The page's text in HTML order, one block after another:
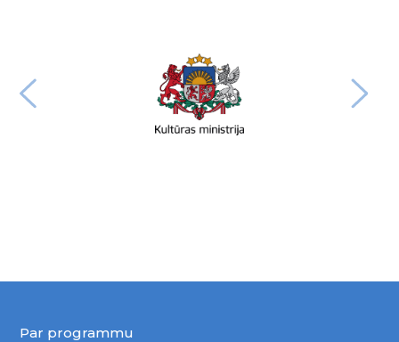
Par programmu